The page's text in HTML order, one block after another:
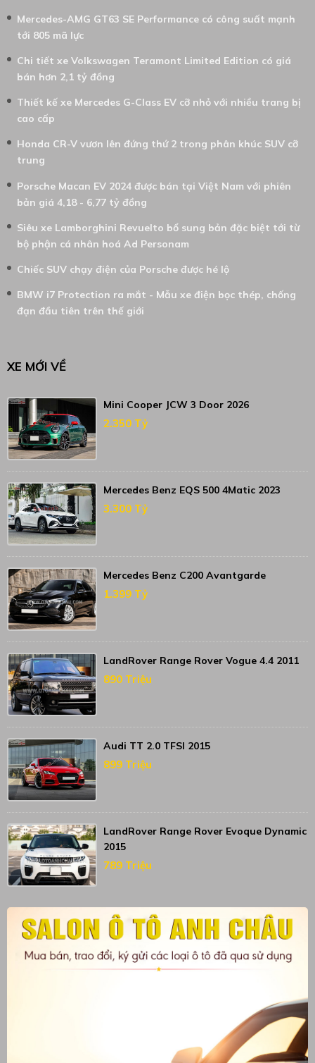
Mercedes-AMG GT63 SE Performance có công suất mạnh
tới 805 mã lực
Chi tiết xe Volkswagen Teramont Limited Edition có giá
bán hơn 2,1 tỷ đồng
Thiết kế xe Mercedes G-Class EV cỡ nhỏ với nhiều trang bị
cao cấp
Honda CR-V vươn lên đứng thứ 2 trong phân khúc SUV cỡ
trung
Porsche Macan EV 2024 được bán tại Việt Nam với phiên
bản giá 4,18 - 6,77 tỷ đồng
Siêu xe Lamborghini Revuelto bổ sung bản đặc biệt tới từ
bộ phận cá nhân hoá Ad Personam
Chiếc SUV chạy điện của Porsche được hé lộ
BMW i7 Protection ra mắt - Mẫu xe điện bọc thép, chống
đạn đầu tiên trên thế giới
XE MỚI VỀ
Mini Cooper JCW 3 Door 2026
2.350 Tỷ
Mercedes Benz EQS 500 4Matic 2023
3.300 Tỷ
Mercedes Benz C200 Avantgarde
1.399 Tỷ
LandRover Range Rover Vogue 4.4 2011
890 Triệu
Audi TT 2.0 TFSI 2015
899 Triệu
LandRover Range Rover Evoque Dynamic
2015
789 Triệu